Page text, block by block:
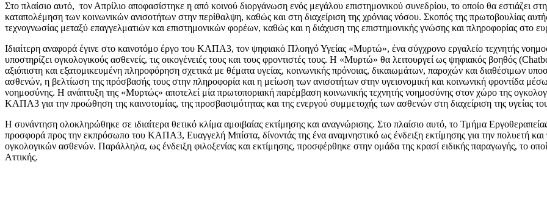
Στο πλαίσιο αυτό, τον Απρίλιο αποφασίστηκε η από κοινού διοργάνωση ενός μεγάλου επιστημονικού συνεδρίου, το οποίο θα εστιάζει στη
καταπολέμηση των κοινωνικών ανισοτήτων στην περίθαλψη, καθώς και στη διαχείριση της χρόνιας νόσου. Σκοπός της πρωτοβουλίας
τεχνογνωσίας μεταξύ επαγγελματιών και επιστημονικών φορέων, καθώς και η διάχυση της επιστημονικής γνώσης και πληροφορίας στο
Ιδιαίτερη αναφορά έγινε στο καινοτόμο έργο του ΚΑΠΑ3, τον ψηφιακό Πλοηγό Υγείας «Μυρτώ», ένα σύγχρονο εργαλείο τεχνητής
υποστηρίζει ογκολογικούς ασθενείς, τις οικογένειές τους και τους φροντιστές τους. Η «Μυρτώ» θα λειτουργεί ως ψηφιακός βοηθός
αξιόπιστη και εξατομικευμένη πληροφόρηση σχετικά με θέματα υγείας, κοινωνικής πρόνοιας, δικαιωμάτων, παροχών και διαθέσιμων
ασθενών, η βελτίωση της πρόσβασής τους στην πληροφορία και η μείωση των ανισοτήτων στην υγειονομική και κοινωνική φροντίδα
νοημοσύνης. Η ανάπτυξη της «Μυρτώς» αποτελεί μία πρωτοποριακή παρέμβαση κοινωνικής τεχνητής νοημοσύνης στον χώρο της
ΚΑΠΑ3 για την προώθηση της καινοτομίας, της προσβασιμότητας και της ενεργού συμμετοχής των ασθενών στη διαχείριση της υγείας
Η συνάντηση ολοκληρώθηκε σε ιδιαίτερα θετικό κλίμα αμοιβαίας εκτίμησης και αναγνώρισης. Στο πλαίσιο αυτό, το Τμήμα
προσφορά προς την εκπρόσωπο του ΚΑΠΑ3, Ευαγγελή Μπίστα, δίνοντάς της ένα αναμνηστικό ως ένδειξη εκτίμησης για την πολυετή και
ογκολογικών ασθενών. Παράλληλα, ως ένδειξη φιλοξενίας και εκτίμησης, προσφέρθηκε στην ομάδα της κρασί ειδικής παραγωγής, το
Αττικής.